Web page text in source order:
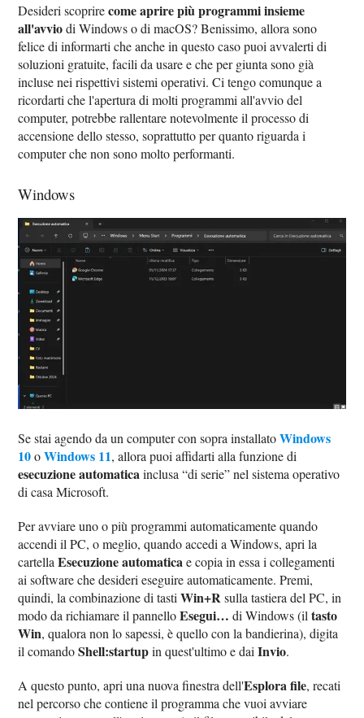
Desideri scoprirecome aprire più programmi insieme
all'avviodi Windows o di macOS? Benissimo, allora sono
felice di informarti che anche in questo caso puoi avvalerti di
soluzioni gratuite, facili da usare e che per giunta sono già
incluse nei rispettivi sistemi operativi. Ci tengo comunque a
ricordarti che l'apertura di molti programmi all'avvio del
computer, potrebbe rallentare notevolmente il processo di
accensione dello stesso, soprattutto per quanto riguarda i
computer che non sono molto performanti.
Windows
Se stai agendo da un computer con sopra installatoWindows
10oWindows 11, allora puoi affidarti alla funzione di
esecuzione automaticainclusa “di serie” nel sistema operativo
di casa Microsoft.
Per avviare uno o più programmi automaticamente quando
accendi il PC, o meglio, quando accedi a Windows, apri la
cartellaEsecuzione automaticae copia in essa i collegamenti
ai software che desideri eseguire automaticamente. Premi,
quindi, la combinazione di tastiWin+Rsulla tastiera del PC, in
modo da richiamare il pannelloEsegui… di Windows (iltasto
Win, qualora non lo sapessi, è quello con la bandierina), digita
il comandoShell:startupin quest'ultimo e daiInvio.
A questo punto, apri una nuova finestra dell'Esplora file, recati
nel percorso che contiene il programma che vuoi avviare